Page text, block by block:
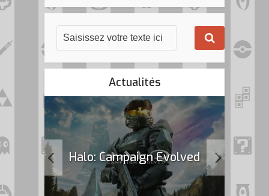
Actualités
Halo: Campaign Evolved